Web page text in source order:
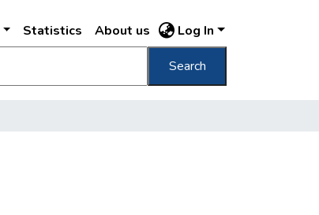
Statistics About us Log In
Search